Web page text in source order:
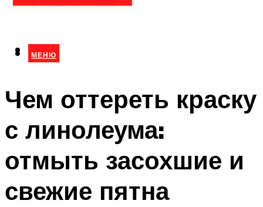
МЕНЮ
МЕНЮ
Чем оттереть краску
с линолеума:
отмыть засохшие и
свежие пятна